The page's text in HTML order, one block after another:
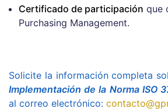
Certificado de participación que
Purchasing Management.
Solicite la información completa
Implementación de la Norma ISO
al correo electrónico: